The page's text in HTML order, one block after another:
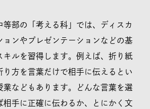
部の「考える科」では、ディスカ
ョンやプレゼンテーションなどの基
キルを習得します。例えば、折り紙
り方を言葉だけで相手に伝えるとい
業などもあります。どんな言葉を選
相手に正確に伝わるか、とにかく文